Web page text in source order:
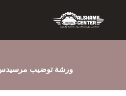
ورشة توضيب